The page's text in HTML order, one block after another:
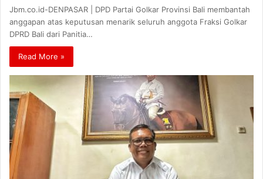
Jbm.co.id-DENPASAR | DPD Partai Golkar Provinsi Bali membantah
anggapan atas keputusan menarik seluruh anggota Fraksi Golkar
DPRD Bali dari Panitia…
Read More »